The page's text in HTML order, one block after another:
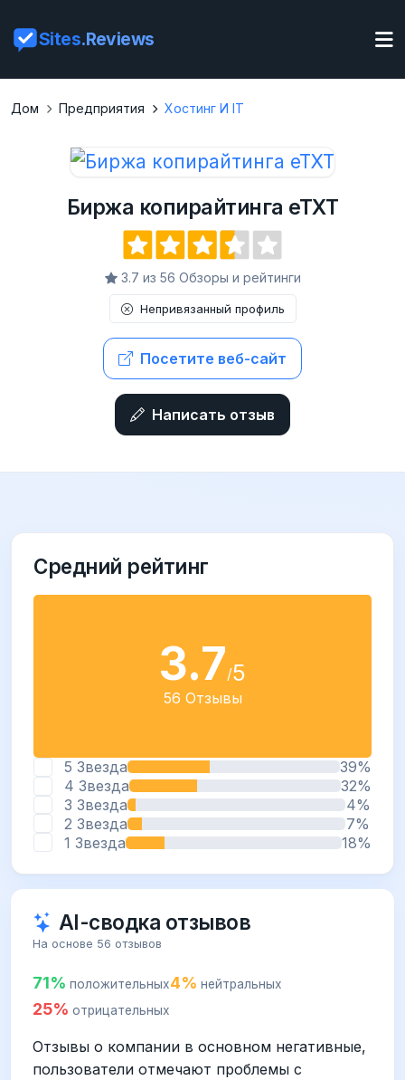
Sites.Reviews
Дом Предприятия Хостинг И IT
Биржа копирайтинга eTXT
3.7 из 56 Обзоры и рейтинги
Непривязанный профиль
Посетите веб-сайт
Написать отзыв
Средний рейтинг
3.7/5
56 Отзывы
5 Звезда
39%
4 Звезда
32%
3 Звезда
4%
2 Звезда
7%
1 Звезда
18%
AI-сводка отзывов
На основе 56 отзывов
71% положительных4% нейтральных
25% отрицательных
Отзывы о компании в основном негативные,
пользователи отмечают проблемы с